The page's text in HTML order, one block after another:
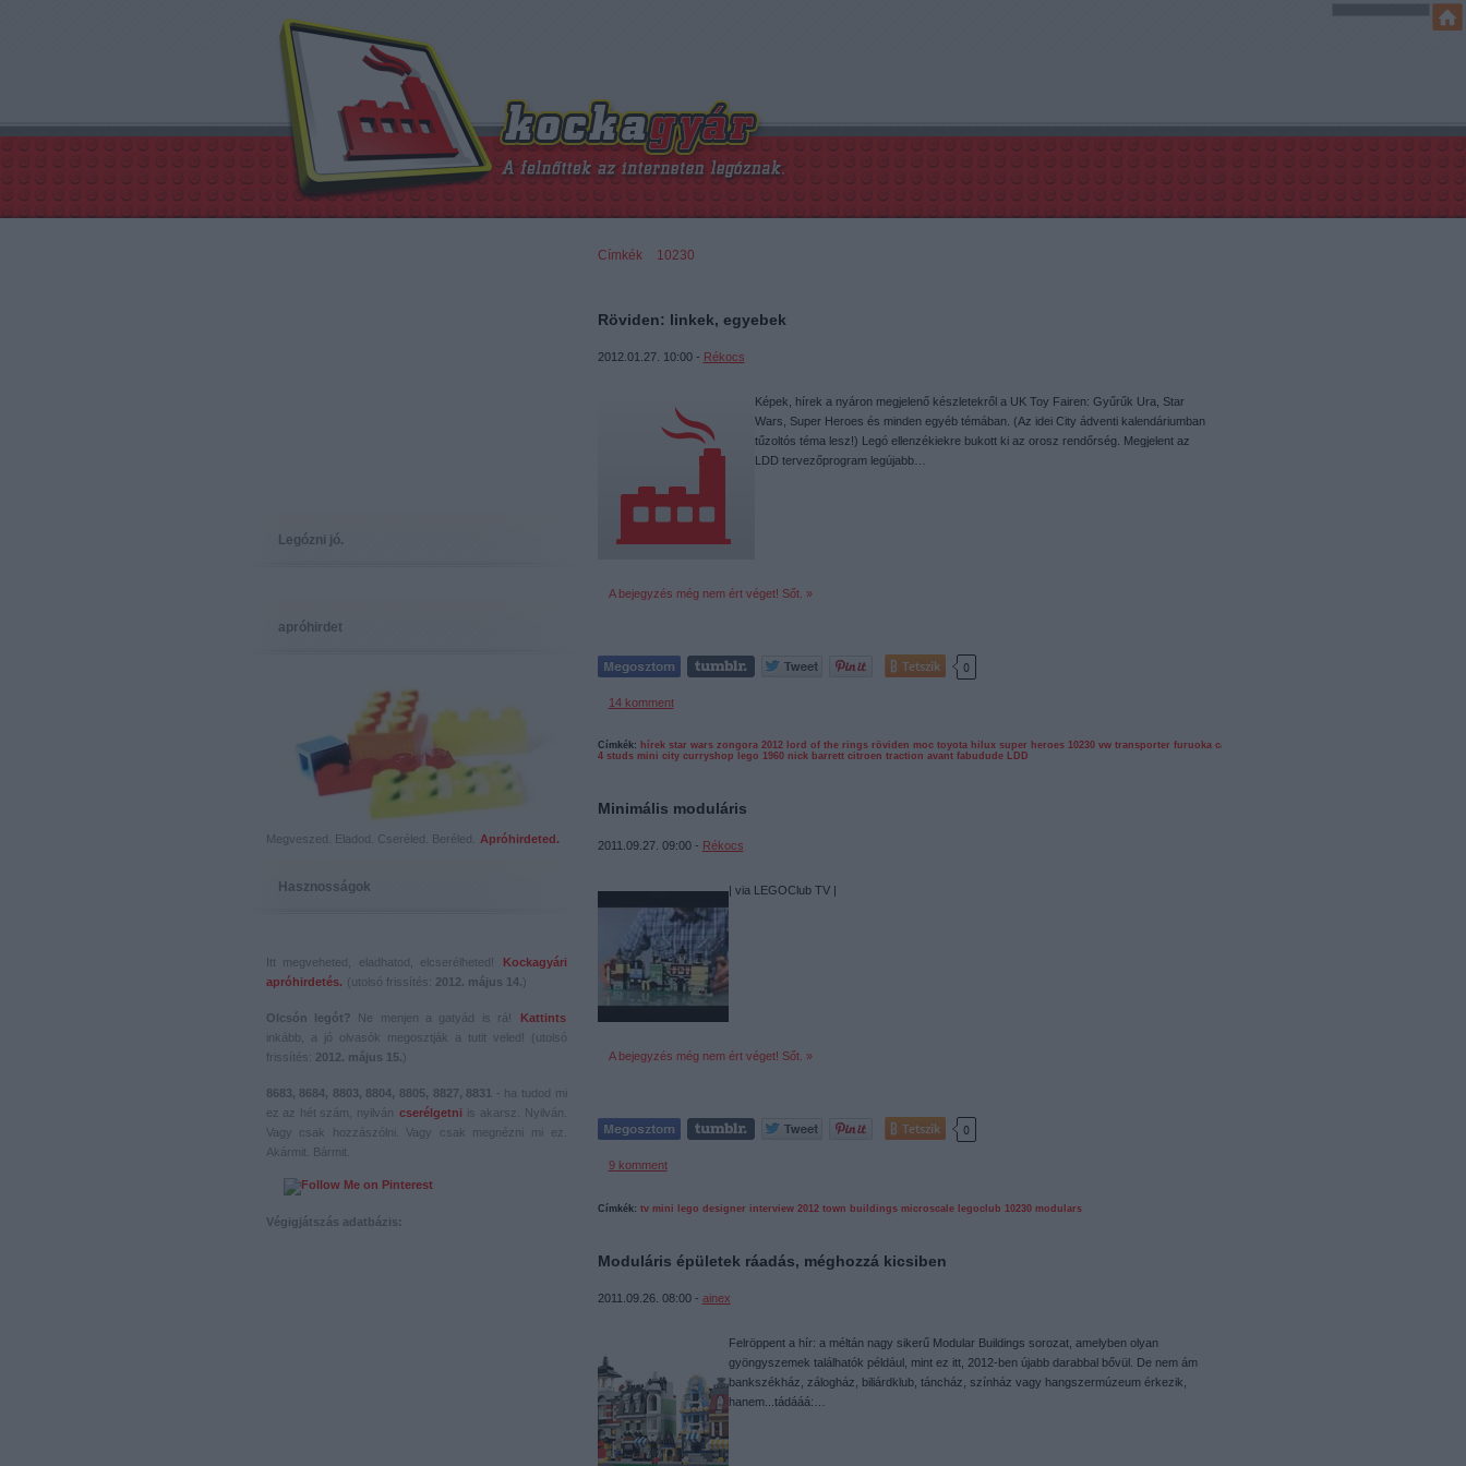
Legózni jó.
apróhirdet
Megveszed. Eladod. Cseréled. Beréled. Apróhirdeted.
Hasznosságok
Itt megveheted, eladhatod, elcserélheted!
Kockagyári
apróhirdetés. (utolsó frissítés: 2012. május 14.)
Olcsón legót? Ne menjen a gatyád is rá!
Kattints
inkább, a jó olvasók megosztják a tutit veled! (utolsó
frissítés: 2012. május 15.)
8683, 8684, 8803, 8804, 8805, 8827, 8831 - ha tudod mi
ez az hét szám, nyilván
cserélgetni
is akarsz. Nyilván.
Vagy csak hozzászólni. Vagy csak megnézni mi ez.
Akármit. Bármit.
Végigjátszás adatbázis:
Címkék» 10230
Röviden: linkek, egyebek
2012.01.27. 10:00 - Rékocs
Képek, hírek a nyáron megjelenő készletekről a UK Toy Fairen: Gyűrűk Ura, Star
Wars, Super Heroes és minden egyéb témában. (Az idei City ádventi kalendáriumban
tűzoltós téma lesz!) Legó ellenzékiekre bukott ki az orosz rendőrség. Megjelent az
LDD tervezőprogram legújabb…
A bejegyzés még nem ért véget! Sőt. »
Tetszik 0
14komment
Címkék: hírek star wars zongora 2012 lord of the rings röviden moc toyota hilux super heroes 10230 vw transporter furuoka car
4 studs mini city curryshop lego 1960 nick barrett citroen traction avant fabudude LDD
Minimális moduláris
2011.09.27. 09:00 - Rékocs
| via LEGOClub TV |
A bejegyzés még nem ért véget! Sőt. »
Tetszik 0
9komment
Címkék: tv mini lego designer interview 2012 town buildings microscale legoclub 10230 modulars
Moduláris épületek ráadás, méghozzá kicsiben
2011.09.26. 08:00 - ainex
Felröppent a hír: a méltán nagy sikerű Modular Buildings sorozat, amelyben olyan
gyöngyszemek találhatók például, mint ez itt, 2012-ben újabb darabbal bővül. De nem ám
bankszékház, zálogház, biliárdklub, táncház, színház vagy hangszermúzeum érkezik,
hanem...tádááá:…